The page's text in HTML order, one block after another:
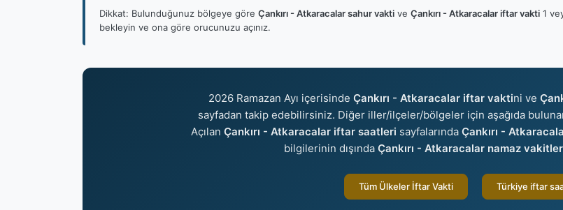
Dikkat: Bulunduğunuz bölgeye göre Çankırı - Atkaracalar sahur vakti ve Çankırı - Atkaracalar iftar vakti 1
bekleyin ve ona göre orucunuzu açınız.
2026 Ramazan Ayı içerisinde Çankırı - Atkaracalar iftar vaktini ve
sayfadan takip edebilirsiniz. Diğer iller/ilçeler/bölgeler için aşağıda
Açılan Çankırı - Atkaracalar iftar saatleri sayfalarında Çankırı -
bilgilerinin dışında Çankırı - Atkaracalar namaz
Tüm Ülkeler İftar Vakti Türkiye iftar